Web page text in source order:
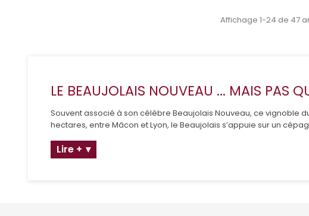
Affichage 1-24 de 47
LE BEAUJOLAIS NOUVEAU ... MAIS PAS
Souvent associé à son célèbre Beaujolais Nouveau, ce vignoble
hectares, entre Mâcon et Lyon, le Beaujolais s’appuie sur un
Lire +